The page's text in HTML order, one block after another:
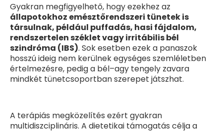
Gyakran megfigyelhető, hogy ezekhez az
állapotokhoz emésztőrendszeri tünetek is
társulnak, például puffadás, hasi fájdalom,
rendszertelen széklet vagy irritábilis bél
szindróma (IBS). Sok esetben ezek a panaszok
hosszú ideig nem kerülnek egységes szemléletben
értelmezésre, pedig a bél–agy tengely zavara
mindkét tünetcsoportban szerepet játszhat.
A terápiás megközelítés ezért gyakran
multidiszciplináris. A dietetikai támogatás célja a